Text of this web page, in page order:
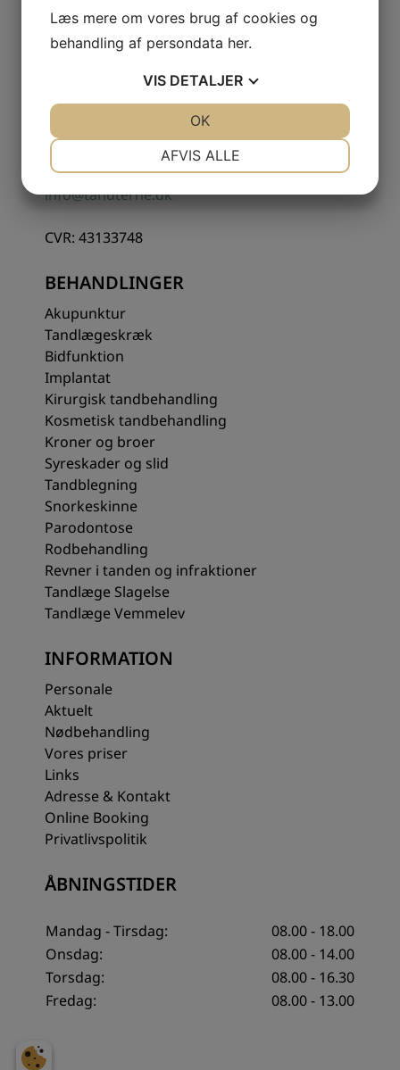
KONTAKTINFORMATION
Korsør Tandlægeklinik I/S
Gl. Banegårdsplads 4B, st.
4220 Korsør
58 37 07 86
info@tandterne.dk
CVR: 43133748
BEHANDLINGER
Akupunktur
Tandlægeskræk
Bidfunktion
Implantat
Kirurgisk tandbehandling
Kosmetisk tandbehandling
Kroner og broer
Syreskader og slid
Tandblegning
Snorkeskinne
Parodontose
Rodbehandling
Revner i tanden og infraktioner
Tandlæge Slagelse
Tandlæge Vemmelev
INFORMATION
Personale
Aktuelt
Nødbehandling
Vores priser
Links
Adresse & Kontakt
Online Booking
Privatlivspolitik
ÅBNINGSTIDER
Mandag - Tirsdag:
08.00 - 18.00
Onsdag:
08.00 - 14.00
Torsdag:
08.00 - 16.30
Fredag:
08.00 - 13.00
Læs mere om vores brug af cookies og
behandling af persondata her.
VIS DETALJER
AFVIS ALLE
OK